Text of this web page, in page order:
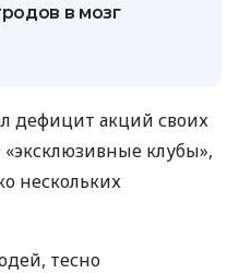
в мозг
дефицит акций своих
клубы»,
нескольких
тесно